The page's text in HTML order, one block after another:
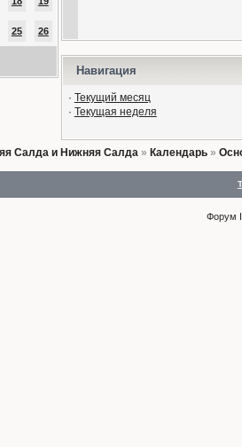
25 26
Навигация
· Текущий месяц
· Текущая неделя
Салда и Нижняя Салда» Календарь»
Форум